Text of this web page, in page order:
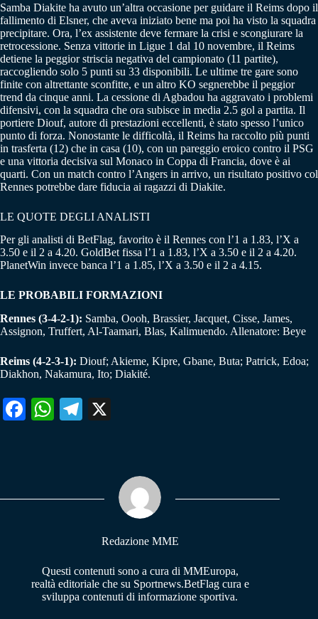
Samba Diakite ha avuto un’altra occasione per guidare il Reims dopo il
fallimento di Elsner, che aveva iniziato bene ma poi ha visto la squadra
precipitare. Ora, l’ex assistente deve fermare la crisi e scongiurare la
retrocessione. Senza vittorie in Ligue 1 dal 10 novembre, il Reims
detiene la peggior striscia negativa del campionato (11 partite),
raccogliendo solo 5 punti su 33 disponibili. Le ultime tre gare sono
finite con altrettante sconfitte, e un altro KO segnerebbe il peggior
trend da cinque anni. La cessione di Agbadou ha aggravato i problemi
difensivi, con la squadra che ora subisce in media 2.5 gol a partita. Il
portiere Diouf, autore di prestazioni eccellenti, è stato spesso l’unico
punto di forza. Nonostante le difficoltà, il Reims ha raccolto più punti
in trasferta (12) che in casa (10), con un pareggio eroico contro il PSG
e una vittoria decisiva sul Monaco in Coppa di Francia, dove è ai
quarti. Con un match contro l’Angers in arrivo, un risultato positivo col
Rennes potrebbe dare fiducia ai ragazzi di Diakite.
LE QUOTE DEGLI ANALISTI
Per gli analisti di BetFlag, favorito è il Rennes con l’1 a 1.83, l’X a
3.50 e il 2 a 4.20. GoldBet fissa l’1 a 1.83, l’X a 3.50 e il 2 a 4.20.
PlanetWin invece banca l’1 a 1.85, l’X a 3.50 e il 2 a 4.15.
LE PROBABILI FORMAZIONI
Rennes (3-4-2-1): Samba, Oooh, Brassier, Jacquet, Cisse, James,
Assignon, Truffert, Al-Taamari, Blas, Kalimuendo. Allenatore: Beye
Reims (4-2-3-1): Diouf; Akieme, Kipre, Gbane, Buta; Patrick, Edoa;
Diakhon, Nakamura, Ito; Diakité.
Fa W
pp
Te
m
Redazione MME
Questi contenuti sono a cura di MMEuropa,
realtà editoriale che su Sportnews.BetFlag cura e
sviluppa contenuti di informazione sportiva.